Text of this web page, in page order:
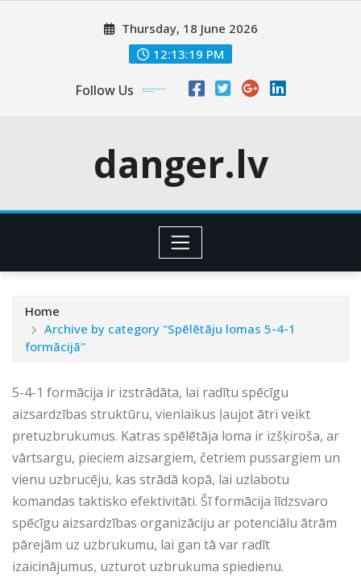
Thursday, 18 June 2026
12:13:20 PM
Follow Us
danger.lv
Home
Archive by category "Spēlētāju lomas 5-4-1
formācijā"
5-4-1 formācija ir izstrādāta, lai radītu spēcīgu
aizsardzības struktūru, vienlaikus ļaujot ātri veikt
pretuzbrukumus. Katras spēlētāja loma ir izšķiroša, ar
vārtsargu, pieciem aizsargiem, četriem pussargiem un
vienu uzbrucēju, kas strādā kopā, lai uzlabotu
komandas taktisko efektivitāti. Šī formācija līdzsvaro
spēcīgu aizsardzības organizāciju ar potenciālu ātrām
pārejām uz uzbrukumu, lai gan tā var radīt
izaicinājumus, uzturot uzbrukuma spiedienu.